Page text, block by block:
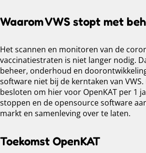
Waarom VWS stopt met
Het scannen en monitoren van de
vaccinatiestraten is niet langer nodig.
beheer, onderhoud en
software niet bij de kerntaken van
besloten om hier voor OpenKAT per 1
stoppen en de opensource software
markt en samenleving over te laten.
Toekomst OpenKAT